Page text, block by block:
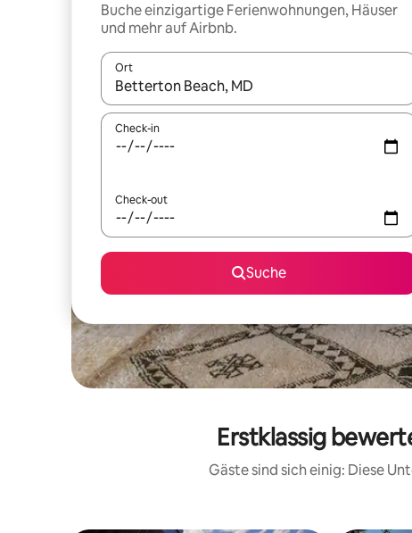
Buche einzigartige Ferienwohnungen, Häuser
und mehr auf Airbnb.
Ort
Wenn Ergebnisse verfügbar sind, navigiere mit
Check-in
Check-out
Suche
Erstklassig
Gäste sind sich einig: Diese